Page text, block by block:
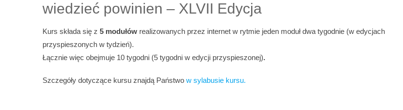
wiedzieć powinien – XLVII Edycja
Kurs składa się z 5 modułów realizowanych przez internet w rytmie jeden moduł dwa tygodnie (w edycjach
przyspieszonych w tydzień).
Łącznie więc obejmuje 10 tygodni (5 tygodni w edycji przyspieszonej).
Szczegóły dotyczące kursu znajdą Państwo w sylabusie kursu.